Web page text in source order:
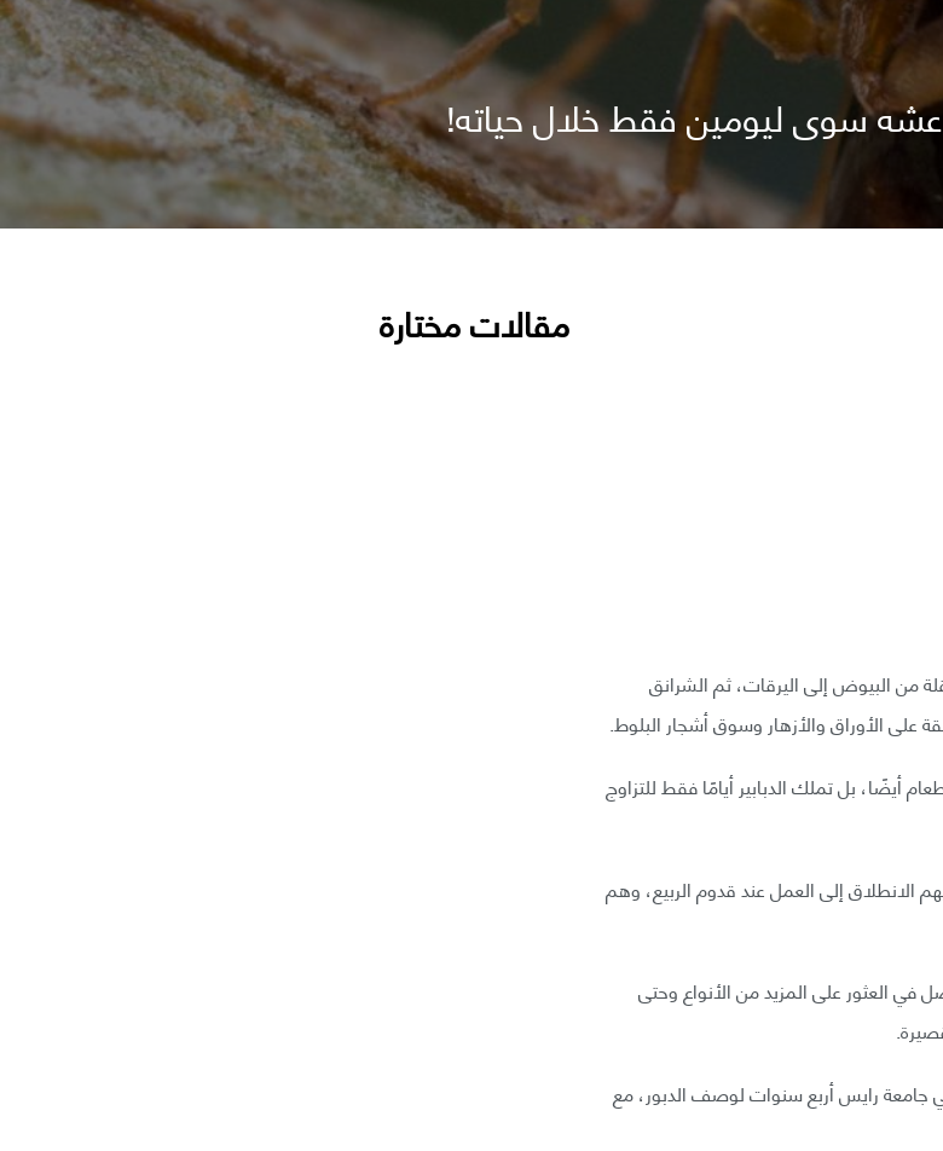
عشه سوى ليومين فقط خلال حياته!
من البيوض إلى اليرقات، ثم الشرانق
على الأوراق والأزهار وسوق أشجار البلوط.
أيضًا، بل تملك الدبابير أيامًا فقط للتزاوج
الانطلاق إلى العمل عند قدوم الربيع، وهم
ويعود الفضل في العثور على المزيد من الأنواع وحتى
جامعة رايس أربع سنوات لوصف الدبور، مع
مقالات مختارة